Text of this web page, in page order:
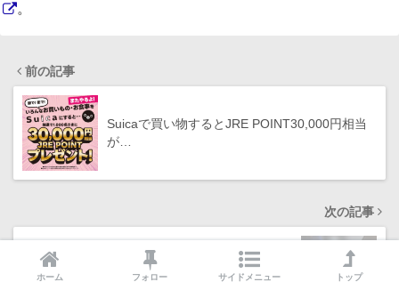
。
前の記事
Suicaで買い物するとJRE POINT30,000円相当
が…
次の記事
2024年3月3日（日）のお得情報まとめ【適宜更
新】ホーム フォロー サイドメニュー トップ